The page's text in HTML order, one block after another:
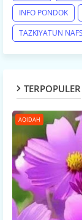
INFO PONDOK
TAZKIYATUN NAFS
TERPOPULER
AQIDAH